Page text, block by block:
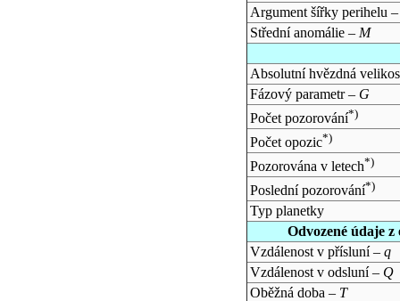
Argument šířky perihelu
Střední anomálie – M
Absolutní hvězdná
Fázový parametr – G
Počet pozorování*)
Počet opozic*)
Pozorována v letech*)
Poslední pozorování*)
Typ planetky
Odvozené údaje
Vzdálenost v přísluní – q
Vzdálenost v odsluní – Q
Oběžná doba – T